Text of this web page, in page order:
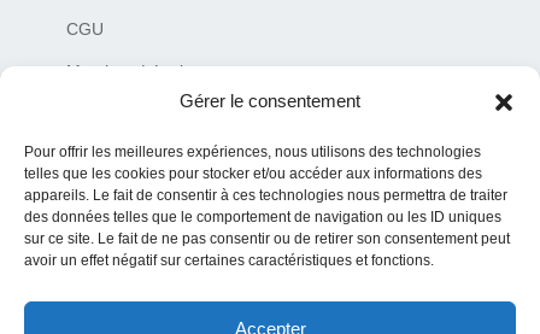
Gérer le consentement
Pour offrir les meilleures expériences, nous utilisons des technologies
telles que les cookies pour stocker et/ou accéder aux informations des
appareils. Le fait de consentir à ces technologies nous permettra de traiter
des données telles que le comportement de navigation ou les ID uniques
sur ce site. Le fait de ne pas consentir ou de retirer son consentement peut
avoir un effet négatif sur certaines caractéristiques et fonctions.
Accepter
CGU
Mentions Légales
Charte de déontologie